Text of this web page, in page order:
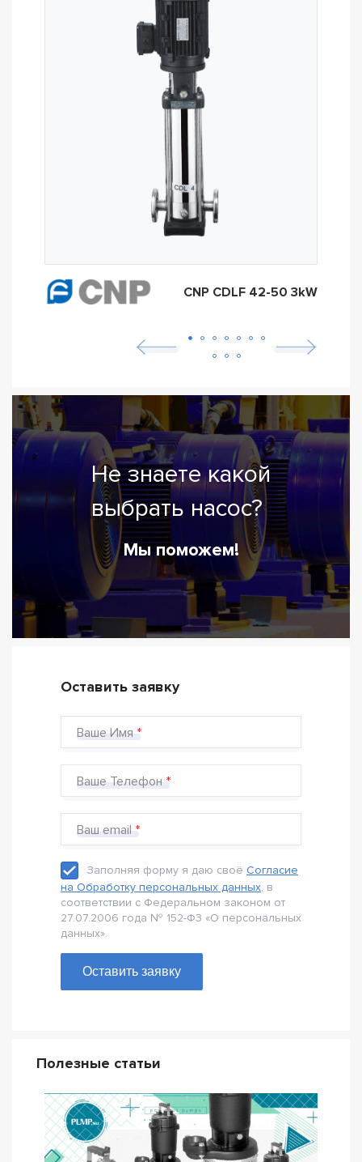
CNP CDLF 42-50 3kW
Не знаете какой
выбрать насос?
Мы поможем!
Оставить заявку
Ваше Имя
Ваше Телефон
Ваш email
Заполняя форму я даю своё Согласие
на Обработку персональных данных, в
соответствии с Федеральном законом от
27.07.2006 года № 152-Ф3 «О персональных
данных».
Оставить заявку
Полезные статьи